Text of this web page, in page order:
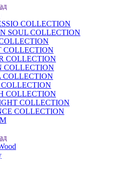
COLLECTION
SOUL COLLECTION
COLLECTION
COLLECTION
COLLECTION
COLLECTION
COLLECTION
COLLECTION
COLLECTION
COLLECTION